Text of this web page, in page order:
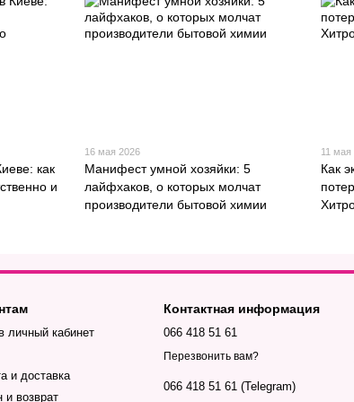
как
и
16 мая 2026
Манифест умной хозяйки: 5
лайфхаков, о которых молчат
производители бытовой химии
11 мая
Как
личный кабинет
и доставка
и возврат
Контактная информация
066 418 51 61
Перезвонить вам?
066 418 51 61 (Telegram)